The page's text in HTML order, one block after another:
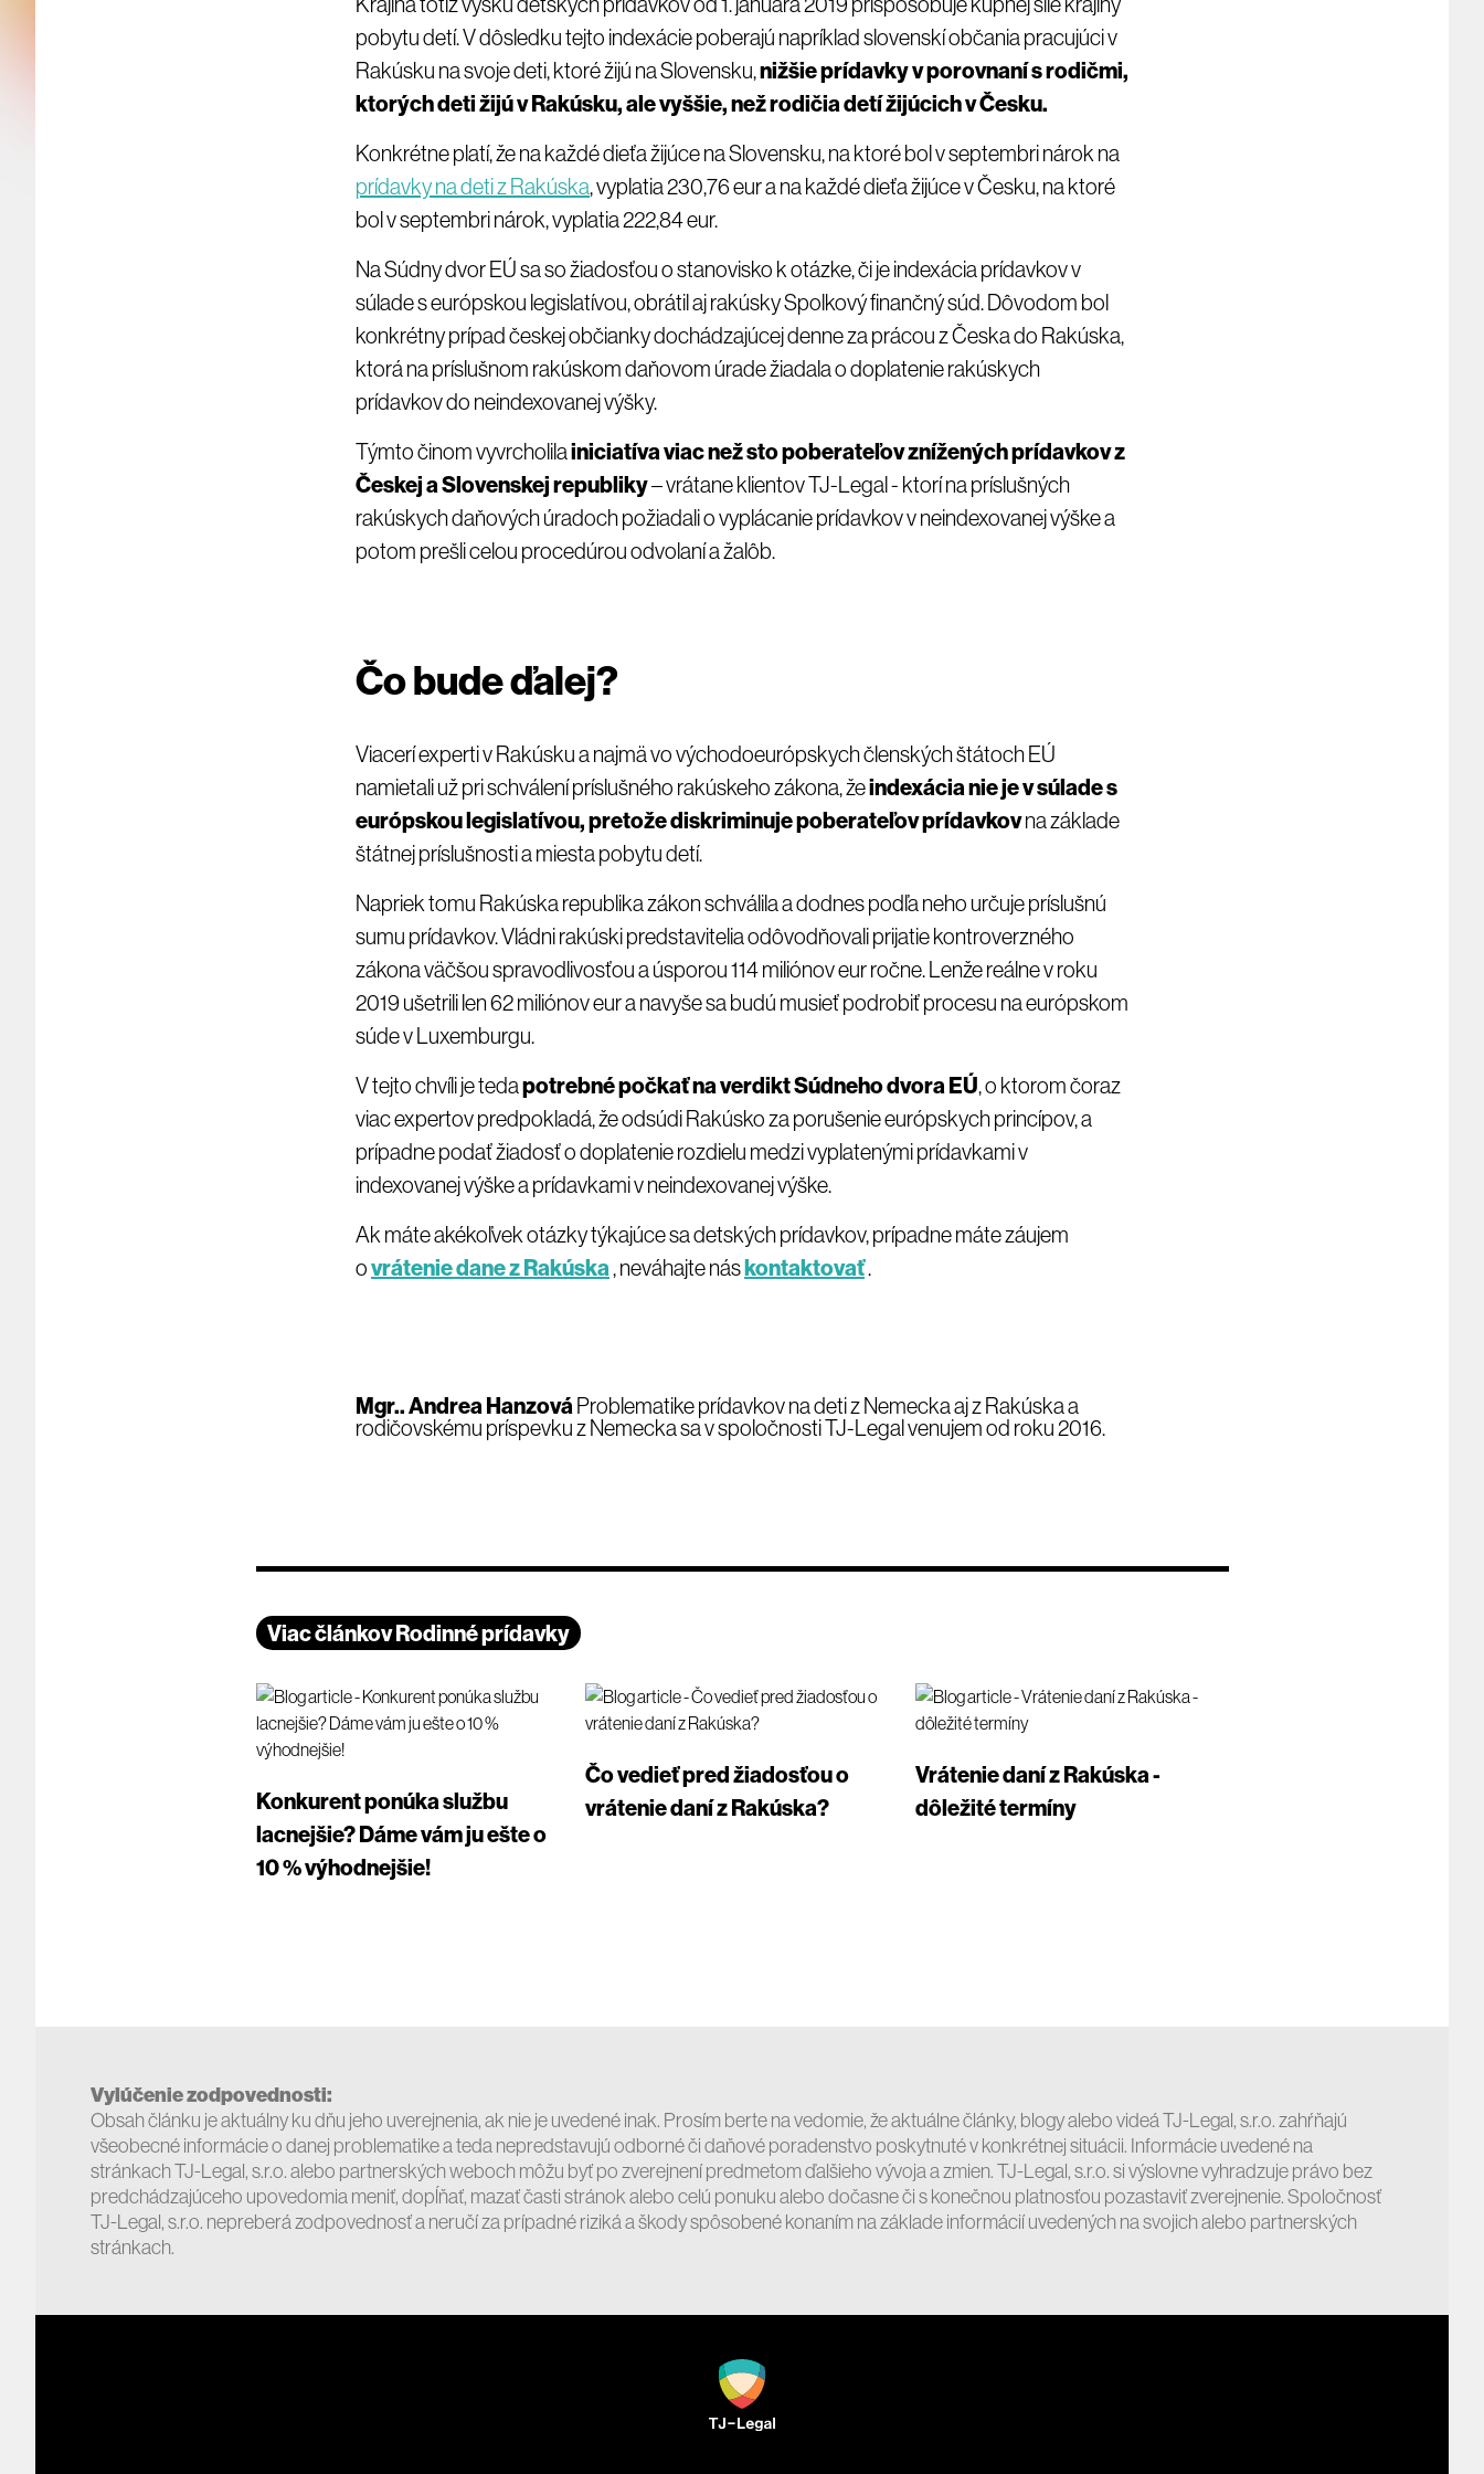
pobytu detí. V dôsledku tejto indexácie poberajú napríklad slovenskí občania pracujúci v
Rakúsku na svoje deti, ktoré žijú na Slovensku,nižšie prídavky v porovnaní s rodičmi,
ktorých deti žijú v Rakúsku, ale vyššie, než rodičia detí žijúcich v Česku.
Konkrétne platí, že na každé dieťa žijúce na Slovensku, na ktoré bol v septembri nárok na
prídavky na deti z Rakúska, vyplatia 230,76 eur a na každé dieťa žijúce v Česku, na ktoré
bol v septembri nárok, vyplatia 222,84 eur.
Na Súdny dvor EÚ sa so žiadosťou o stanovisko k otázke, či je indexácia prídavkov v
súlade s európskou legislatívou, obrátil aj rakúsky Spolkový finančný súd. Dôvodom bol
konkrétny prípad českej občianky dochádzajúcej denne za prácou z Česka do Rakúska,
ktorá na príslušnom rakúskom daňovom úrade žiadala o doplatenie rakúskych
prídavkov do neindexovanej výšky.
Týmto činom vyvrcholilainiciatíva viac než sto poberateľov znížených prídavkov z
Českej a Slovenskej republiky– vrátane klientov TJ-Legal - ktorí na príslušných
rakúskych daňových úradoch požiadali o vyplácanie prídavkov v neindexovanej výške a
potom prešli celou procedúrou odvolaní a žalôb.
Čo bude ďalej?
Viacerí experti v Rakúsku a najmä vo východoeurópskych členských štátoch EÚ
namietali už pri schválení príslušného rakúskeho zákona, žeindexácia nie je v súlade s
európskou legislatívou, pretože diskriminuje poberateľov prídavkovna základe
štátnej príslušnosti a miesta pobytu detí.
Napriek tomu Rakúska republika zákon schválila a dodnes podľa neho určuje príslušnú
sumu prídavkov. Vládni rakúski predstavitelia odôvodňovali prijatie kontroverzného
zákona väčšou spravodlivosťou a úsporou 114 miliónov eur ročne. Lenže reálne v roku
2019 ušetrili len 62 miliónov eur a navyše sa budú musieť podrobiť procesu na európskom
súde v Luxemburgu.
V tejto chvíli je tedapotrebné počkať na verdikt Súdneho dvora EÚ, o ktorom čoraz
viac expertov predpokladá, že odsúdi Rakúsko za porušenie európskych princípov, a
prípadne podať žiadosť o doplatenie rozdielu medzi vyplatenými prídavkami v
indexovanej výške a prídavkami v neindexovanej výške.
Ak máte akékoľvek otázky týkajúce sa detských prídavkov, prípadne máte záujem
ovrátenie dane z Rakúska, neváhajte náskontaktovať.
Mgr.. Andrea Hanzová Problematike prídavkov na deti z Nemecka aj z Rakúska a
rodičovskému príspevku z Nemecka sa v spoločnosti TJ-Legal venujem od roku 2016.
Viac článkov Rodinné prídavky
Konkurent ponúka službu
lacnejšie? Dáme vám ju ešte o
10 % výhodnejšie!
Čo vedieť pred žiadosťou o
vrátenie daní z Rakúska?
Vrátenie daní z Rakúska -
dôležité termíny
Vylúčenie zodpovednosti:
Obsah článku je aktuálny ku dňu jeho uverejnenia, ak nie je uvedené inak. Prosím berte na vedomie, že aktuálne články, blogy alebo videá TJ-Legal, s.r.o. zahŕňajú
všeobecné informácie o danej problematike a teda nepredstavujú odborné či daňové poradenstvo poskytnuté v konkrétnej situácii. Informácie uvedené na
stránkach TJ-Legal, s.r.o. alebo partnerských weboch môžu byť po zverejnení predmetom ďalšieho vývoja a zmien. TJ-Legal, s.r.o. si výslovne vyhradzuje právo bez
predchádzajúceho upovedomia meniť, dopĺňať, mazať časti stránok alebo celú ponuku alebo dočasne či s konečnou platnosťou pozastaviť zverejnenie. Spoločnosť
TJ-Legal, s.r.o. nepreberá zodpovednosť a neručí za prípadné riziká a škody spôsobené konaním na základe informácií uvedených na svojich alebo partnerských
stránkach.